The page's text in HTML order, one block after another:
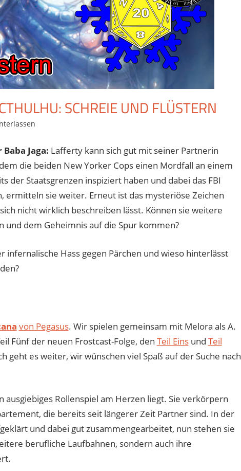
SCHREIE UND FLÜSTERN
Jaga: Lafferty kann sich gut mit seiner Partnerin
die beiden New Yorker Cops einen Mordfall an einem
der Staatsgrenzen inspiziert haben und dabei das FBI
ermitteln sie weiter. Erneut ist das mysteriöse Zeichen
nicht wirklich beschreiben lässt. Können sie weitere
und dem Geheimnis auf die Spur kommen?
infernalische Hass gegen Pärchen und wieso hinterlässt
von Pegasus. Wir spielen gemeinsam mit Melora als A.
Fünf der neuen Frostcast-Folge, den Teil Einsund Teil
geht es weiter, wir wünschen viel Spaß auf der Suche nach
Rollenspiel am Herzen liegt. Sie verkörpern
die bereits seit längerer Zeit Partner sind. In der
und dabei gut zusammengearbeitet, nun stehen sie
berufliche Laufbahnen, sondern auch ihre